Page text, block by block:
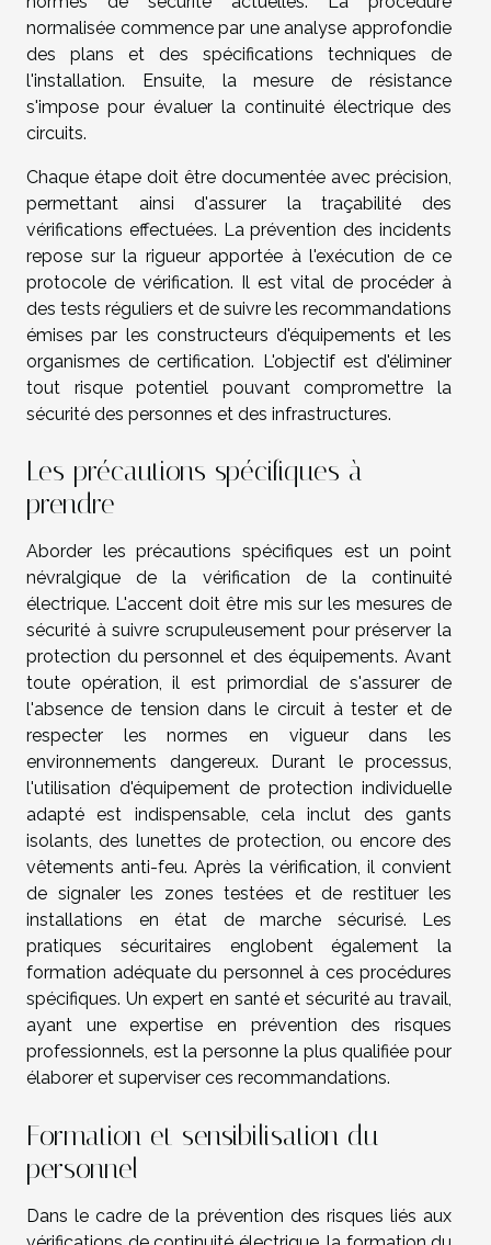
normalisée commence par une analyse approfondie
des plans et des spécifications techniques de
l'installation. Ensuite, la mesure de résistance
s'impose pour évaluer la continuité électrique des
circuits.
Chaque étape doit être documentée avec précision,
permettant ainsi d'assurer la traçabilité des
vérifications effectuées. La prévention des incidents
repose sur la rigueur apportée à l'exécution de ce
protocole de vérification. Il est vital de procéder à
des tests réguliers et de suivre les recommandations
émises par les constructeurs d'équipements et les
organismes de certification. L'objectif est d'éliminer
tout risque potentiel pouvant compromettre la
sécurité des personnes et des infrastructures.
Les précautions spécifiques à
prendre
Aborder les précautions spécifiques est un point
névralgique de la vérification de la continuité
électrique. L'accent doit être mis sur les mesures de
sécurité à suivre scrupuleusement pour préserver la
protection du personnel et des équipements. Avant
toute opération, il est primordial de s'assurer de
l'absence de tension dans le circuit à tester et de
respecter les normes en vigueur dans les
environnements dangereux. Durant le processus,
l'utilisation d'équipement de protection individuelle
adapté est indispensable, cela inclut des gants
isolants, des lunettes de protection, ou encore des
vêtements anti-feu. Après la vérification, il convient
de signaler les zones testées et de restituer les
installations en état de marche sécurisé. Les
pratiques sécuritaires englobent également la
formation adéquate du personnel à ces procédures
spécifiques. Un expert en santé et sécurité au travail,
ayant une expertise en prévention des risques
professionnels, est la personne la plus qualifiée pour
élaborer et superviser ces recommandations.
Formation et sensibilisation du
personnel
Dans le cadre de la prévention des risques liés aux